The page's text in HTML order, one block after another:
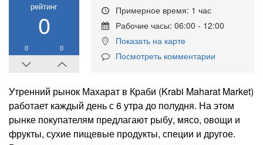
рейтинг
0
0 0
Примерное время: 1 час
Рабочие часы: 06:00 - 12:00
Показать на карте
Посмотреть комментарии
Утренний рынок Махарат в Краби (Krabi Maharat Market)
работает каждый день с 6 утра до полудня. На этом
рынке покупателям предлагают рыбу, мясо, овощи и
фрукты, сухие пищевые продукты, специи и другое.